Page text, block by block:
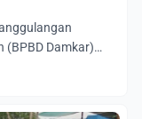
(BPBD Damkar)